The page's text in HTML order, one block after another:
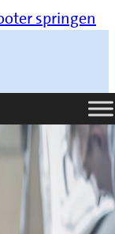
springen